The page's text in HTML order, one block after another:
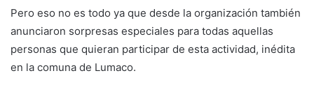
Pero eso no es todo ya que desde la organización también
anunciaron sorpresas especiales para todas aquellas
personas que quieran participar de esta actividad, inédita
en la comuna de Lumaco.